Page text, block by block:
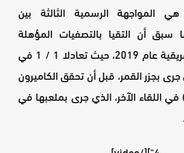
المواجهة الرسمية الثالثة بين
سبق أن التقيا بالتصفيات المؤهلة
لكأس الأمم الأفريقية عام 2019، حيث تعادلا 1 / 1 في
جرى بجزر القمر، قبل أن تحقق الكاميرون
عريضا (3-0) في اللقاء الآخر، الذي جرى بملعبها في